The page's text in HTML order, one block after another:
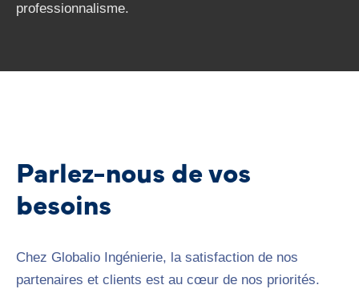
professionnalisme.
Parlez-nous de vos
besoins
Chez Globalio Ingénierie, la satisfaction de nos
partenaires et clients est au cœur de nos priorités.